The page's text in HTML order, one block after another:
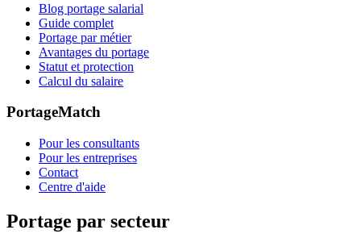
Blog portage salarial
Guide complet
Portage par métier
Avantages du portage
Statut et protection
Calcul du salaire
PortageMatch
Pour les consultants
Pour les entreprises
Contact
Centre d'aide
Portage par secteur